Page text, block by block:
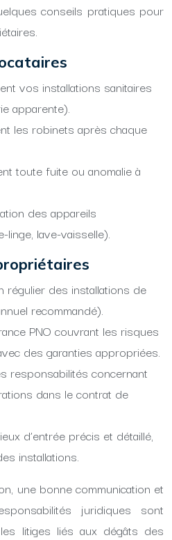
conseils pratiques pour
vos installations sanitaires
apparente).
les robinets après chaque
toute fuite ou anomalie à
des appareils
linge, lave-vaisselle).
régulier des installations de
recommandé).
PNO couvrant les risques
des garanties appropriées.
responsabilités concernant
dans le contrat de
d’entrée précis et détaillé,
installations.
une bonne communication et
juridiques sont
litiges liés aux dégâts des